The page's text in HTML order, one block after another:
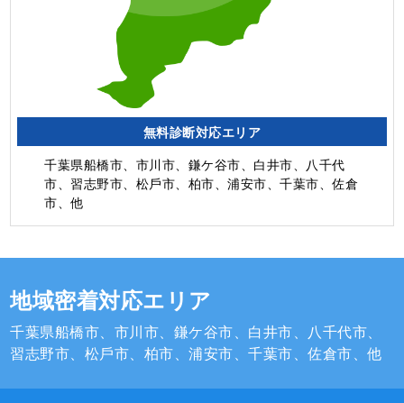
無料診断対応エリア
千葉県船橋市、市川市、鎌ケ谷市、白井市、⼋千代
市、習志野市、松⼾市、柏市、浦安市、千葉市、佐倉
市、他
地域密着対応エリア
千葉県船橋市、市川市、鎌ケ谷市、白井市、⼋千代市、
習志野市、松⼾市、柏市、浦安市、千葉市、佐倉市、他